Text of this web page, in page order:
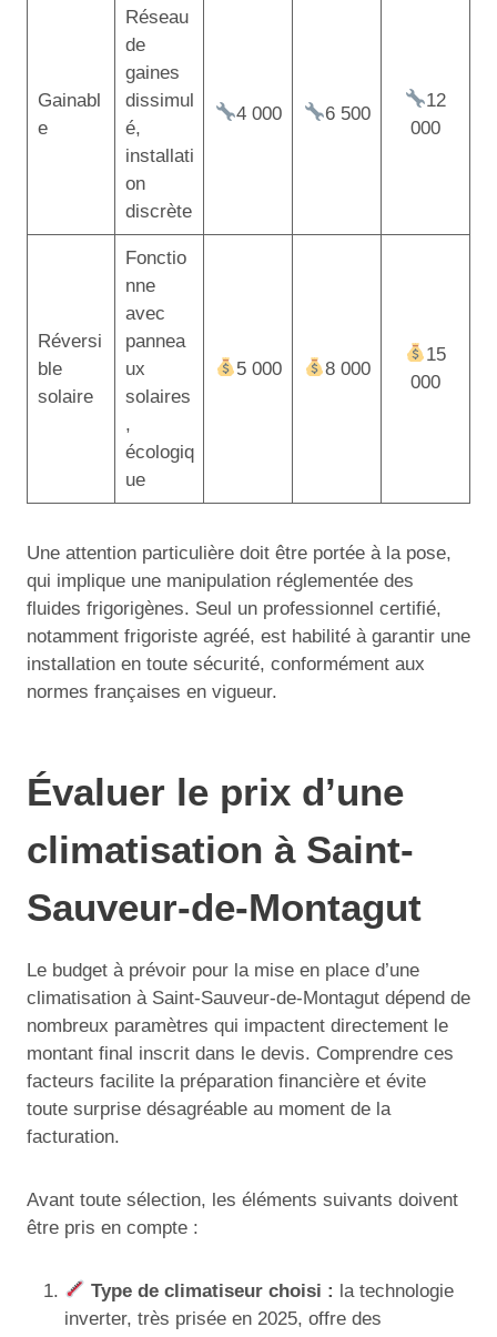
Gainabl
e
Réseau
de
gaines
dissimul
é,
installati
on
discrète
4 000 6 500
12
000
Réversi
ble
solaire
Fonctio
nne
avec
pannea
ux
solaires
,
écologiq
ue
5 000 8 000
15
000
Une attention particulière doit être portée à la pose,
qui implique une manipulation réglementée des
fluides frigorigènes. Seul un professionnel certifié,
notamment frigoriste agréé, est habilité à garantir une
installation en toute sécurité, conformément aux
normes françaises en vigueur.
Évaluer le prix d’une
climatisation à Saint-
Sauveur-de-Montagut
Le budget à prévoir pour la mise en place d’une
climatisation à Saint-Sauveur-de-Montagut dépend de
nombreux paramètres qui impactent directement le
montant final inscrit dans le devis. Comprendre ces
facteurs facilite la préparation financière et évite
toute surprise désagréable au moment de la
facturation.
Avant toute sélection, les éléments suivants doivent
être pris en compte :
Type de climatiseur choisi : la technologie
inverter, très prisée en 2025, offre des